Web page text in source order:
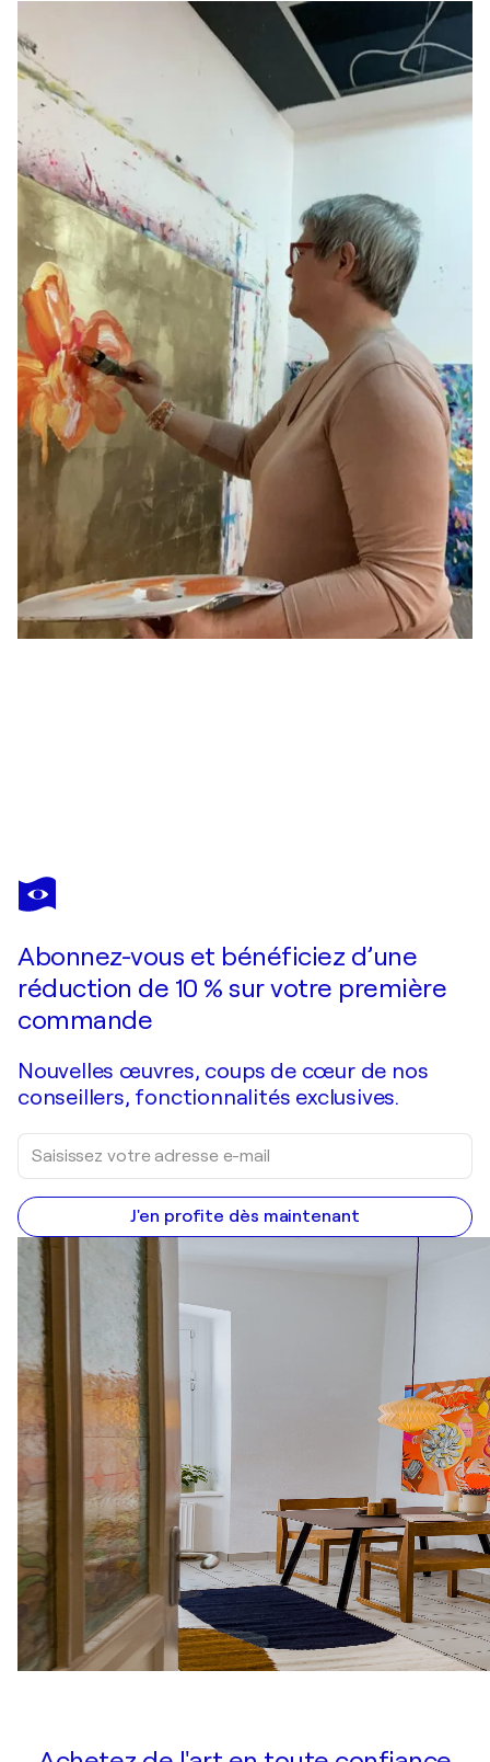
UTE
BIVONA
Je passe commande
Abonnez-vous et bénéficiez d’une
réduction de 10 % sur votre première
commande
Nouvelles œuvres, coups de cœur de nos
conseillers, fonctionnalités exclusives.
J'en profite dès maintenant